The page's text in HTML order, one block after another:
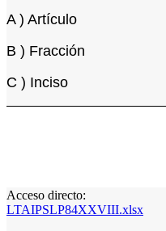
A ) Artículo
B ) Fracción
C ) Inciso
Acceso directo:
LTAIPSLP84XXVIII.xlsx